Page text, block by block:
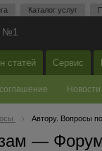
Каталог услуг
№1
статей Сервис
Новости
Автору. Вопросы
—